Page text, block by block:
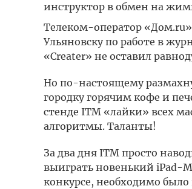
инструктор в обмен на
Телеком-оператор
Ульяновску по работе в
«Creater» не оставил
Но по-настоящему
городку горячим кофе и
стенде ITM «лайки» всех
алгоритмы. Таланты!
За два дня ITM просто
выиграть новенький iPad-
конкурсе, необходимо